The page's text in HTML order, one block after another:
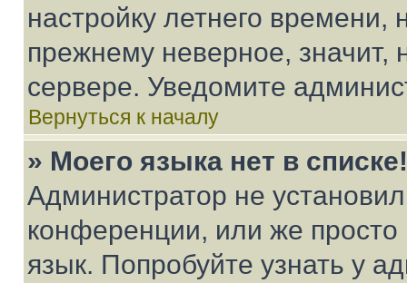
настройку летнего
прежнему неверное, значит,
сервере. Уведомите
Вернуться к началу
» Моего языка нет в списке!
Администратор не
конференции, или же
язык. Попробуйте узнать у